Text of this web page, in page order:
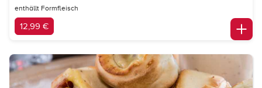
enthällt Formfleisch
12,99 €